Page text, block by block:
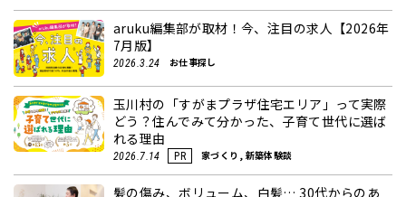
aruku編集部が取材！今、注目の求人【2026年
7月版】
2026.3.24 お仕事探し
玉川村の「すがまプラザ住宅エリア」って実際
どう？住んでみて分かった、子育て世代に選ば
れる理由
2026.7.14 PR 家づくり, 新築体験談
髪の傷み、ボリューム、白髪… 30代からのあ